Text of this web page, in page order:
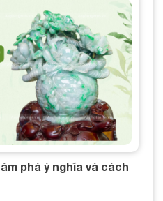
phá ý nghĩa và cách